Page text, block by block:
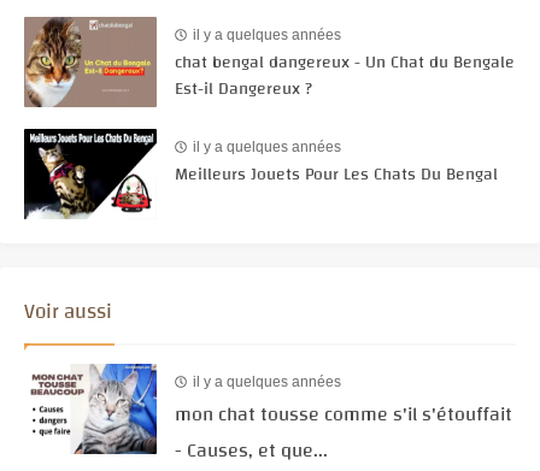
il y a quelques années
chat bengal dangereux - Un Chat du Bengale
Est-il Dangereux ?
il y a quelques années
Meilleurs Jouets Pour Les Chats Du Bengal
Voir aussi
il y a quelques années
mon chat tousse comme s'il s'étouffait
- Causes, et que...